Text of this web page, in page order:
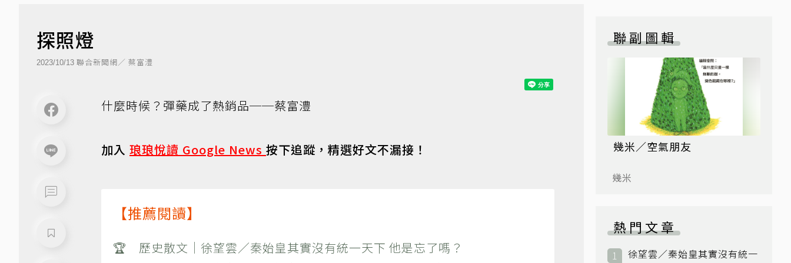
探照燈
2023/10/13 聯合新聞網／ 蔡富澧
什麼時候？彈藥成了熱銷品──蔡富澧
加入 琅琅悅讀 Google News 按下追蹤，精選好文不漏接！
【推薦閱讀】
🏆 歷史散文｜徐望雲／秦始皇其實沒有統一天下 他是忘了嗎？
聯副圖輯
幾米／空氣朋友
幾米
熱門文章
徐望雲／秦始皇其實沒有統一